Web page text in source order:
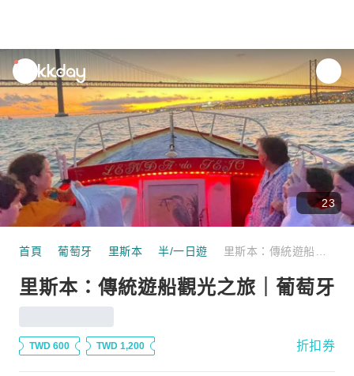
unread
notifications
23
首頁 葡萄牙 里斯本 半/一日遊
里斯本：傳統遊船觀光之旅｜葡萄牙
TWD 600 TWD 1,200 折扣券